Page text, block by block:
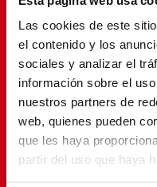
Las cookies de este
el contenido y los
sociales y analizar el
información sobre el
nuestros partners de
web, quienes pueden
que les haya
partir del uso que haya